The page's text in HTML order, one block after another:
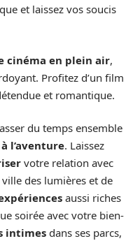
et laissez vos soucis
cinéma en plein air,
Profitez d’un film
et romantique.
du temps ensemble
l’aventure. Laissez
votre relation avec
des lumières et de
aussi riches
soirée avec votre bien-
intimesdans ses parcs,